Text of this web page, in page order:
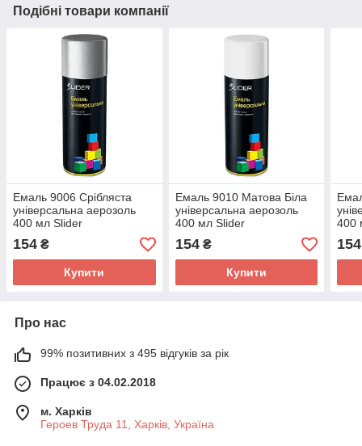
Подібні товари компанії
Емаль 9006 Срібляста
універсальна аерозоль
400 мл Slider
154 ₴
Купити
Емаль 9010 Матова Біла
універсальна аерозоль
400 мл Slider
154₴
Купити
400
154
Про нас
99% позитивних з 495 відгуків за рік
Працює з 04.02.2018
м. Харків
Героев Труда 11, Харків, Україна